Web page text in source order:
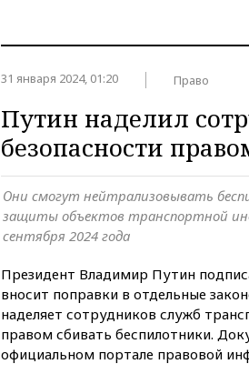
31 января 2024, 01:20 Право
Путин наделил
безопасности
Они смогут нейтрализовывать
защиты объектов транспортной
сентября 2024 года
Президент Владимир Путин
вносит поправки в отдельные
наделяет сотрудников служб
правом сбивать беспилотники.
официальном портале правовой